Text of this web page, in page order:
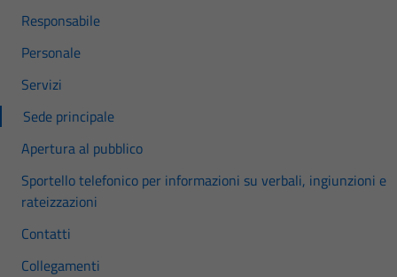
Responsabile
Personale
Servizi
Sede principale
Apertura al pubblico
Sportello telefonico per informazioni su verbali, ingiunzioni e
rateizzazioni
Contatti
Collegamenti